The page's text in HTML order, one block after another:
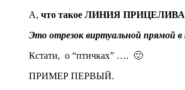
А, что такое ЛИНИЯ
Это отрезок виртуальной прямой
Кстати, о “птичках” …. 🙂
ПРИМЕР ПЕРВЫЙ.